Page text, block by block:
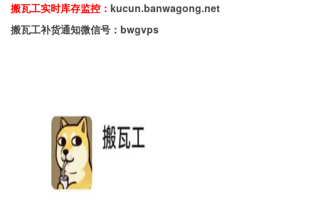
搬瓦工实时库存监控： kucun.banwagong.net
搬瓦工补货通知微信号：bwgvps